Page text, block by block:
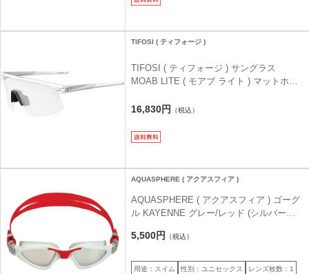
TIFOSI ( ティフォージ )
TIFOSI ( ティフォージ ) サングラス
MOAB LITE ( モアブ ライト ) マットホワ
16,830円 （税込）
AQUASPHERE ( アクアスフィア )
AQUASPHERE ( アクアスフィア ) ゴーグ
ル KAYENNE グレー/レッド (シルバーミ
5,500円 （税込）
用途：スイム 性別：ユニセックス レンズ枚数：1